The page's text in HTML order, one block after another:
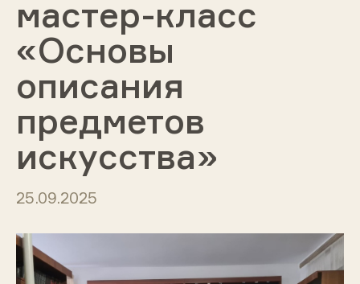
мастер-класс
«Основы
описания
предметов
искусства»
25.09.2025